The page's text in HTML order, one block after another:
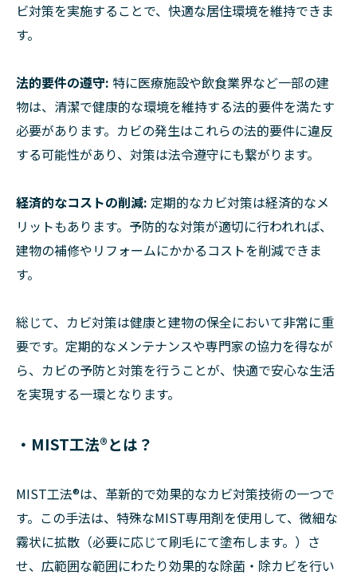
ビ対策を実施することで、快適な居住環境を維持できま
す。
法的要件の遵守: 特に医療施設や飲食業界など一部の建
物は、清潔で健康的な環境を維持する法的要件を満たす
必要があります。カビの発生はこれらの法的要件に違反
する可能性があり、対策は法令遵守にも繋がります。
経済的なコストの削減: 定期的なカビ対策は経済的なメ
リットもあります。予防的な対策が適切に行われれば、
建物の補修やリフォームにかかるコストを削減できま
す。
総じて、カビ対策は健康と建物の保全において非常に重
要です。定期的なメンテナンスや専門家の協力を得なが
ら、カビの予防と対策を行うことが、快適で安心な生活
を実現する一環となります。
・MIST工法®とは？
MIST工法®は、革新的で効果的なカビ対策技術の一つで
す。この手法は、特殊なMIST専用剤を使用して、微細な
霧状に拡散（必要に応じて刷毛にて塗布します。）さ
せ、広範囲な範囲にわたり効果的な除菌・除カビを行い